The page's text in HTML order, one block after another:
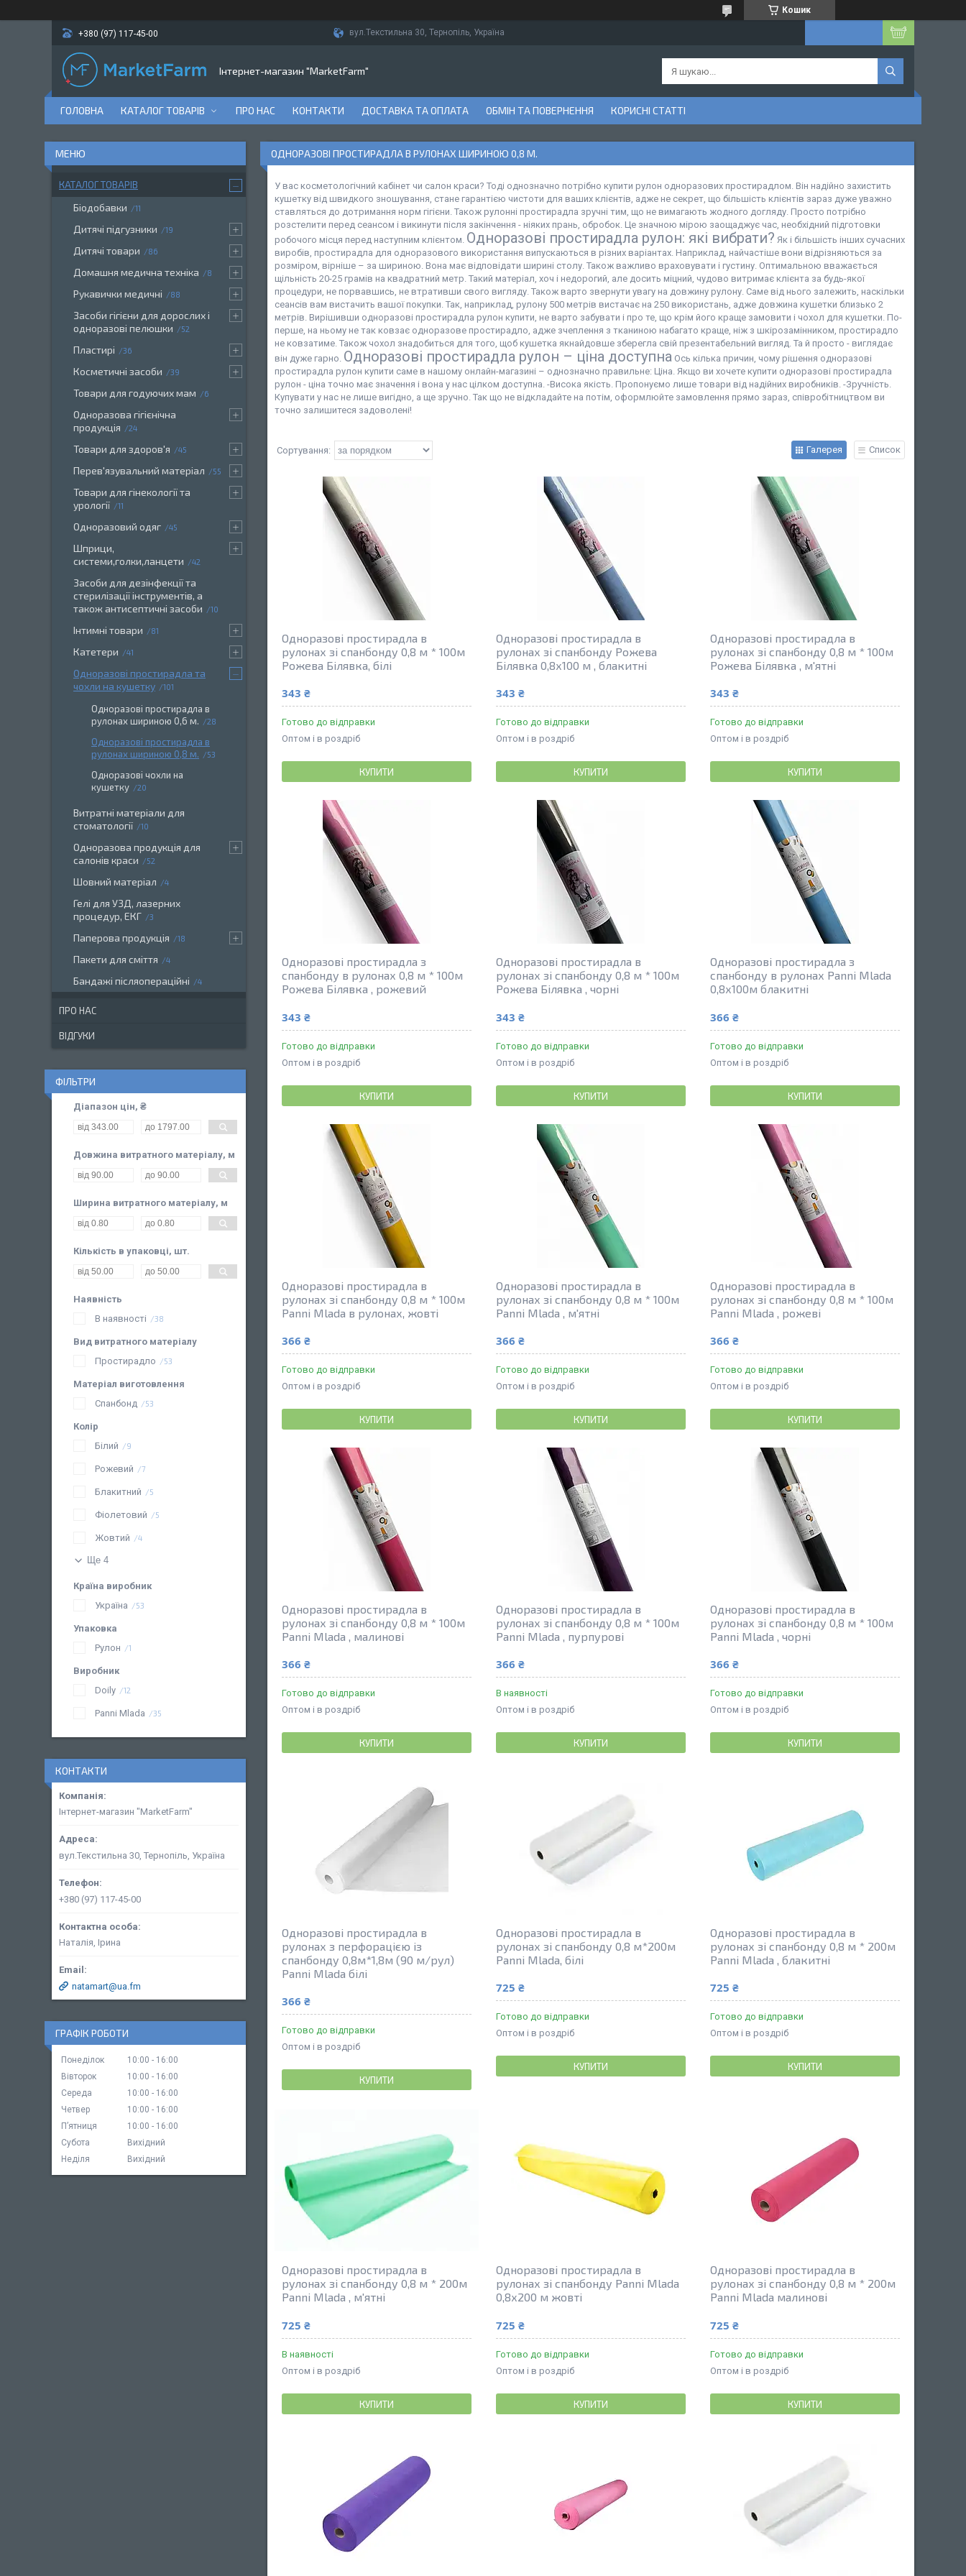
Кошик
+380 (97) 117-45-00 вул.Текстильна 30, Тернопіль, Україна
Інтернет-магазин "MarketFarm"
ГОЛОВНА КАТАЛОГ ТОВАРІВ ПРО НАС КОНТАКТИ ДОСТАВКА ТА ОПЛАТА ОБМІН ТА ПОВЕРНЕННЯ КОРИСНІ СТАТТІ
ОДНОРАЗОВІ ПРОСТИРАДЛА В РУЛОНАХ ШИРИНОЮ 0,8 М.
У вас косметологічний кабінет чи салон краси? Тоді однозначно потрібно купити рулон одноразових простирадлом. Він надійно захистить
кушетку від швидкого зношування, стане гарантією чистоти для ваших клієнтів, адже не секрет, що більшість клієнтів зараз дуже уважно
ставляться до дотримання норм гігієни. Також рулонні простирадла зручні тим, що не вимагають жодного догляду. Просто потрібно
розстелити перед сеансом і викинути після закінчення - ніяких прань, обробок. Це значною мірою заощаджує час, необхідний підготовки
робочого місця перед наступним клієнтом. Одноразові простирадла рулон: які вибрати? Як і більшість інших сучасних
виробів, простирадла для одноразового використання випускаються в різних варіантах. Наприклад, найчастіше вони відрізняються за
розміром, вірніше – за шириною. Вона має відповідати ширині столу. Також важливо враховувати і густину. Оптимальною вважається
щільність 20-25 грамів на квадратний метр. Такий матеріал, хоч і недорогий, але досить міцний, чудово витримає клієнта за будь-якої
процедури, не порвавшись, не втративши свого вигляду. Також варто звернути увагу на довжину рулону. Саме від нього залежить, наскільки
сеансів вам вистачить вашої покупки. Так, наприклад, рулону 500 метрів вистачає на 250 використань, адже довжина кушетки близько 2
метрів. Вирішивши одноразові простирадла рулон купити, не варто забувати і про те, що крім його краще замовити і чохол для кушетки. По-
перше, на ньому не так ковзає одноразове простирадло, адже зчеплення з тканиною набагато краще, ніж з шкірозамінником, простирадло
не ковзатиме. Також чохол знадобиться для того, щоб кушетка якнайдовше зберегла свій презентабельний вигляд. Та й просто - виглядає
він дуже гарно. Одноразові простирадла рулон – ціна доступна Ось кілька причин, чому рішення одноразові
простирадла рулон купити саме в нашому онлайн-магазині – однозначно правильне: Ціна. Якщо ви хочете купити одноразові простирадла
рулон - ціна точно має значення і вона у нас цілком доступна. -Висока якість. Пропонуємо лише товари від надійних виробників. -Зручність.
Купувати у нас не лише вигідно, а ще зручно. Так що не відкладайте на потім, оформлюйте замовлення прямо зараз, співробітництвом ви
точно залишитеся задоволені!
Галерея Список
Одноразові простирадла в
рулонах зі спанбонду 0,8 м * 100м
Рожева Білявка, білі
343 ₴
Готово до відправки
Оптом і в роздріб
КУПИТИ
Одноразові простирадла в
рулонах зі спанбонду Рожева
Білявка 0,8х100 м , блакитні
343 ₴
Готово до відправки
Оптом і в роздріб
КУПИТИ
Одноразові простирадла в
рулонах зі спанбонду 0,8 м * 100м
Рожева Білявка , м'ятні
343 ₴
Готово до відправки
Оптом і в роздріб
КУПИТИ
Одноразові простирадла з
спанбонду в рулонах 0,8 м * 100м
Рожева Білявка , рожевий
343 ₴
Готово до відправки
Оптом і в роздріб
КУПИТИ
Одноразові простирадла в
рулонах зі спанбонду 0,8 м * 100м
Рожева Білявка , чорні
343 ₴
Готово до відправки
Оптом і в роздріб
КУПИТИ
Одноразові простирадла з
спанбонду в рулонах Panni Mlada
0,8х100м блакитні
366 ₴
Готово до відправки
Оптом і в роздріб
КУПИТИ
Одноразові простирадла в
рулонах зі спанбонду 0,8 м * 100м
Panni Mlada в рулонах, жовті
366 ₴
Готово до відправки
Оптом і в роздріб
КУПИТИ
Одноразові простирадла в
рулонах зі спанбонду 0,8 м * 100м
Panni Mlada , м'ятні
366 ₴
Готово до відправки
Оптом і в роздріб
КУПИТИ
Одноразові простирадла в
рулонах зі спанбонду 0,8 м * 100м
Panni Mlada , рожеві
366 ₴
Готово до відправки
Оптом і в роздріб
КУПИТИ
Одноразові простирадла в
рулонах зі спанбонду 0,8 м * 100м
Panni Mlada , малинові
366 ₴
Готово до відправки
Оптом і в роздріб
КУПИТИ
Одноразові простирадла в
рулонах зі спанбонду 0,8 м * 100м
Panni Mlada , пурпурові
366 ₴
В наявності
Оптом і в роздріб
КУПИТИ
Одноразові простирадла в
рулонах зі спанбонду 0,8 м * 100м
Panni Mlada , чорні
366 ₴
Готово до відправки
Оптом і в роздріб
КУПИТИ
Одноразові простирадла в
рулонах з перфорацією із
спанбонду 0,8м*1,8м (90 м/рул)
Panni Mlada білі
366 ₴
Готово до відправки
Оптом і в роздріб
КУПИТИ
Одноразові простирадла в
рулонах зі спанбонду 0,8 м*200м
Panni Mlada, білі
725 ₴
Готово до відправки
Оптом і в роздріб
КУПИТИ
Одноразові простирадла в
рулонах зі спанбонду 0,8 м * 200м
Panni Mlada , блакитні
725 ₴
Готово до відправки
Оптом і в роздріб
КУПИТИ
Одноразові простирадла в
рулонах зі спанбонду 0,8 м * 200м
Panni Mlada , м'ятні
725 ₴
В наявності
Оптом і в роздріб
КУПИТИ
Одноразові простирадла в
рулонах зі спанбонду Panni Mlada
0,8х200 м жовті
725 ₴
Готово до відправки
Оптом і в роздріб
КУПИТИ
Одноразові простирадла в
рулонах зі спанбонду 0,8 м * 200м
Panni Mlada малинові
725 ₴
Готово до відправки
Оптом і в роздріб
КУПИТИ
КАТАЛОГ ТОВАРІВ
Біодобавки 11
Дитячі підгузники 19
Дитячі товари 86
Домашня медична техніка 8
Рукавички медичні 88
Засоби гігієни для дорослих і
одноразові пелюшки
52
Пластирі 36
Косметичні засоби 39
Товари для годуючих мам 6
Одноразова гігієнічна
продукція
24
Товари для здоров'я 45
Перев'язувальний матеріал 55
Товари для гінекології та
урології
11
Одноразовий одяг 45
Шприци,
системи,голки,ланцети
42
Засоби для дезінфекції та
стерилізації інструментів, а
також антисептичні засоби
10
Інтимні товари 81
Катетери 41
Одноразові простирадла та
чохли на кушетку
101
Одноразові простирадла в
рулонах шириною 0,6 м.
28
Одноразові простирадла в
рулонах шириною 0,8 м.
53
Одноразові чохли на
кушетку
20
Витратні матеріали для
стоматології
10
Одноразова продукція для
салонів краси
52
Шовний матеріал 4
Гелі для УЗД, лазерних
процедур, ЕКГ
3
Паперова продукція 18
Пакети для сміття 4
Бандажі післяопераційні 4
ПРО НАС
ВІДГУКИ
ФІЛЬТРИ
Діапазон цін, ₴
Довжина витратного матеріалу, м
Ширина витратного матеріалу, м
Кількість в упаковці, шт.
Наявність
В наявності
38
Вид витратного матеріалу
Простирадло
53
Матеріал виготовлення
Спанбонд
53
Колір
Білий
9
Рожевий 7
Блакитний 5
Фіолетовий 5
Жовтий 4
Ще 4
Країна виробник
Україна
53
Упаковка
Рулон
1
Виробник
Doily
12
Panni Mlada 35
КОНТАКТИ
Інтернет-магазин "MarketFarm"
вул.Текстильна 30, Тернопіль, Україна
+380 (97) 117-45-00
Наталія, Ірина
natamart@ua.fm
ГРАФІК РОБОТИ
Понеділок 10:00
16:00
Вівторок
10:00
16:00
Середа
10:00
16:00
Четвер
10:00
16:00
Пʼятниця
10:00
16:00
Субота
Вихідний
Неділя
Вихідний